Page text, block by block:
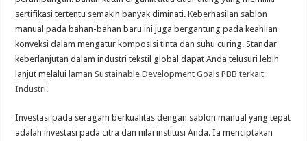
sertifikasi tertentu semakin banyak diminati. Keberhasilan sablon
manual pada bahan-bahan baru ini juga bergantung pada keahlian
konveksi dalam mengatur komposisi tinta dan suhu curing. Standar
keberlanjutan dalam industri tekstil global dapat Anda telusuri lebih
lanjut melaluilaman Sustainable Development Goals PBB terkait
Industri.
Investasi pada seragam berkualitas dengan sablon manual yang tepat
adalah investasi pada citra dan nilai institusi Anda. Ia menciptakan